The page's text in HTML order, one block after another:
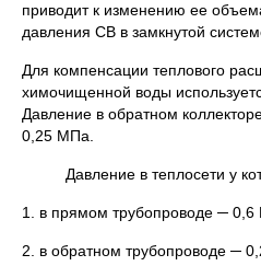
приводит к изменению ее
давления СВ в замкнутой
Для компенсации теплового
химочищенной воды
Давление в обратном
0,25 МПа.
Давление в теплосети у
1. в прямом трубопроводе ─
2. в обратном трубопроводе ─